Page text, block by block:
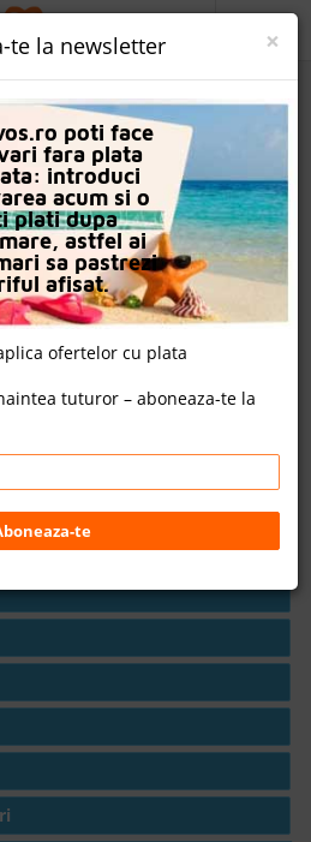
Lito
8.7
Rhodes Dodecanese Greece
×
te la newsletter
poti face
fara plata
introduci
acum si o
plati dupa
astfel ai
sa pastrezi
afisat.
ofertelor cu plata
tuturor – aboneaza-te la
te